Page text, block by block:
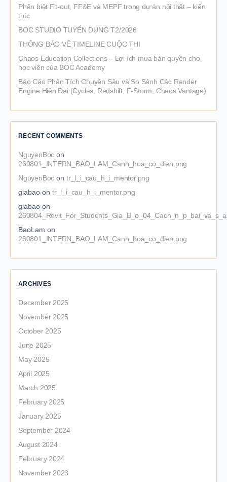
Phân biệt Fit-out, FF&E và MEPF trong dự án nội thất – kiến
trúc
BOC STUDIO TUYỂN DỤNG T2/2026
THÔNG BÁO VỀ TIMELINE CUỘC THI
Chaos Education Collections – Lợi ích mua bản quyền cho
học viên của BOC Academy
Báo Cáo Phân Tích Chuyên Sâu và So Sánh Các Render
Engine Hiện Đại (Cycles, Redshift, F-Storm, Chaos Vantage)
RECENT COMMENTS
NguyenBoc on
260801_INTERN_BAO_LAM_Canh_hoa_co_dien.png
NguyenBoc ontr_l_i_cau_h_i_mentor.png
giabao on tr_l_i_cau_h_i_mentor.png
giabao on
BaoLam on
260801_INTERN_BAO_LAM_Canh_hoa_co_dien.png
ARCHIVES
December 2025
November 2025
October 2025
June 2025
May 2025
April 2025
March 2025
February 2025
January 2025
September 2024
August 2024
February 2024
November 2023